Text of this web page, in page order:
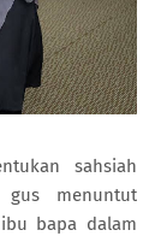
sahsiah
menuntut
bapa dalam